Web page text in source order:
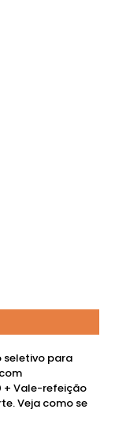
seletivo para
+ Vale-refeição
Veja como se